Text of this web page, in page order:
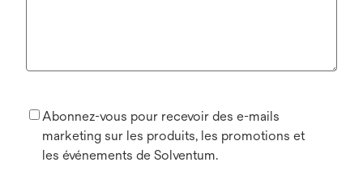
Abonnez-vous pour recevoir des e-mails
marketing sur les produits, les promotions et
les événements de Solventum.